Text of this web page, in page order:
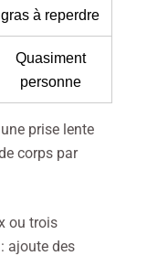
gras à reperdre
Quasiment
personne
prise lente
corps par
ou trois
ajoute des